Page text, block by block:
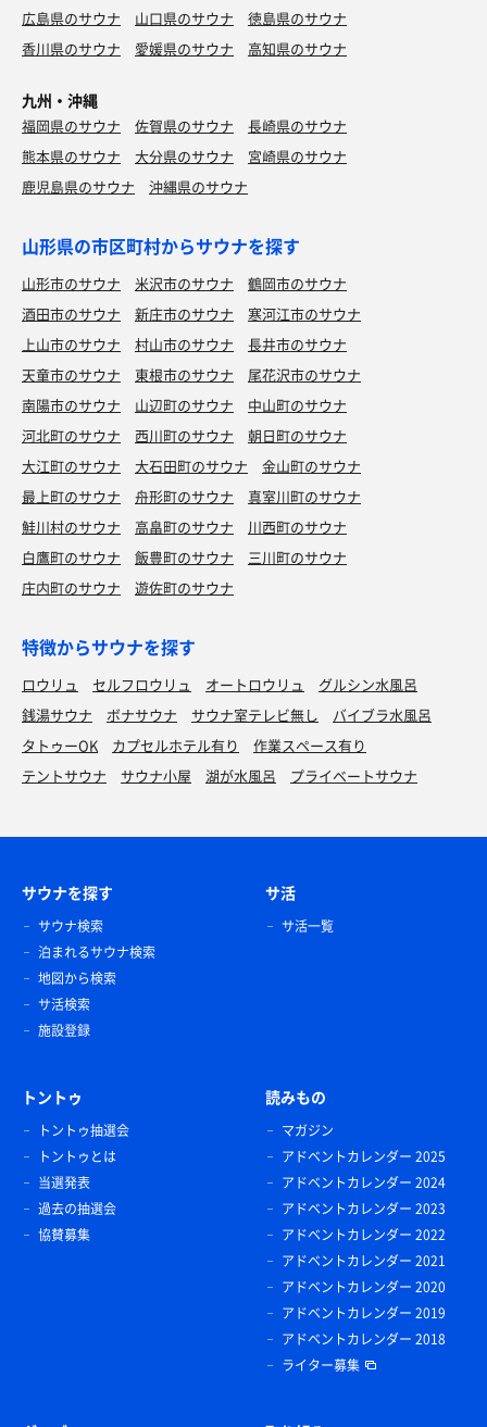
広島県のサウナ
山口県のサウナ
徳島県のサウナ
香川県のサウナ
愛媛県のサウナ 高知県のサウナ
九州・沖縄
福岡県のサウナ 佐賀県のサウナ
長崎県のサウナ
熊本県のサウナ
大分県のサウナ
宮崎県のサウナ
鹿児島県のサウナ
沖縄県のサウナ
山形県の市区町村からサウナを探す
山形市のサウナ 米沢市のサウナ
鶴岡市のサウナ
酒田市のサウナ
新庄市のサウナ
寒河江市のサウナ
上山市のサウナ
村山市のサウナ
長井市のサウナ
天童市のサウナ
東根市のサウナ
尾花沢市のサウナ
南陽市のサウナ
山辺町のサウナ
中山町のサウナ
河北町のサウナ
西川町のサウナ
朝日町のサウナ
大江町のサウナ
大石田町のサウナ
金山町のサウナ
最上町のサウナ
舟形町のサウナ
真室川町のサウナ
鮭川村のサウナ
高畠町のサウナ
川西町のサウナ
白鷹町のサウナ
飯豊町のサウナ
三川町のサウナ
庄内町のサウナ
遊佐町のサウナ
特徴からサウナを探す
ロウリュ セルフロウリュ オートロウリュ
グルシン水風呂
銭湯サウナ
ボナサウナ サウナ室テレビ無し
バイブラ水風呂
タトゥーOK
カプセルホテル有り
作業スペース有り
テントサウナ
サウナ小屋 湖が水風呂 プライベートサウナ
サウナを探す
サウナ検索
泊まれるサウナ検索
地図から検索
サ活検索
施設登録
サ活
サ活一覧
トントゥ
トントゥ抽選会
トントゥとは
当選発表
過去の抽選会
協賛募集
読みもの
マガジン
アドベントカレンダー 2025
アドベントカレンダー 2024
アドベントカレンダー 2023
アドベントカレンダー 2022
アドベントカレンダー 2021
アドベントカレンダー 2020
アドベントカレンダー 2019
アドベントカレンダー 2018
ライター募集